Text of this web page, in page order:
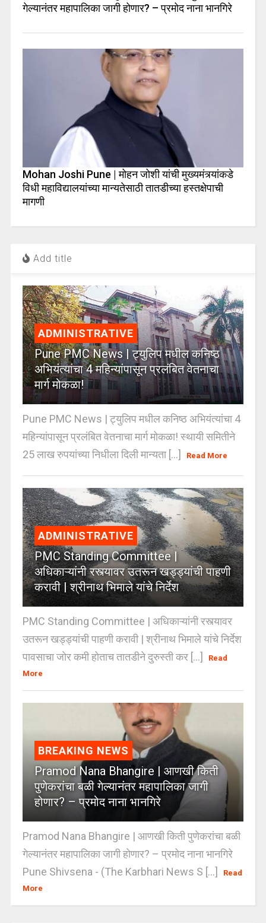
गेल्यानंतर महापालिका जागी होणार? – प्रमोद नाना भानगिरे
Mohan Joshi Pune | मोहन जोशी यांची मुख्यमंत्र्यांकडे
विधी महाविद्यालयांच्या मान्यतेसाठी तातडीच्या हस्तक्षेपाची
मागणी
Add title
ADMINISTRATIVE
Pune PMC News | ट्युलिप मधील कनिष्ठ
अभियंत्यांचा 4 महिन्यांपासून प्रलंबित वेतनाचा
मार्ग मोकळा!
Pune PMC News | ट्युलिप मधील कनिष्ठ अभियंत्यांचा 4
महिन्यांपासून प्रलंबित वेतनाचा मार्ग मोकळा! स्थायी समितीने
25 लाख रुपयांच्या निधीला दिली मान्यता [...]
Read More
ADMINISTRATIVE
PMC Standing Committee |
अधिकाऱ्यांनी रस्त्यावर उतरून खड्ड्यांची पाहणी
करावी | श्रीनाथ भिमाले यांचे निर्देश
PMC Standing Committee | अधिकाऱ्यांनी रस्त्यावर
उतरून खड्ड्यांची पाहणी करावी | श्रीनाथ भिमाले यांचे निर्देश
पावसाचा जोर कमी होताच तातडीने दुरुस्ती कर [...]
Read
More
BREAKING NEWS
Pramod Nana Bhangire | आणखी किती
पुणेकरांचा बळी गेल्यानंतर महापालिका जागी
होणार? – प्रमोद नाना भानगिरे
Pramod Nana Bhangire | आणखी किती पुणेकरांचा बळी
गेल्यानंतर महापालिका जागी होणार? – प्रमोद नाना भानगिरे
Pune Shivsena - (The Karbhari News S [...]
Read
More